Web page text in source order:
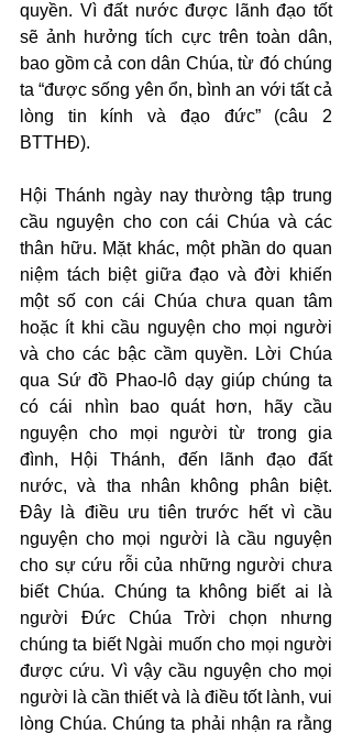
quyền. Vì đất nước được lãnh đạo tốt
sẽ ảnh hưởng tích cực trên toàn dân,
bao gồm cả con dân Chúa, từ đó chúng
ta “được sống yên ổn, bình an với tất cả
lòng tin kính và đạo đức” (câu 2
BTTHĐ).
Hội Thánh ngày nay thường tập trung
cầu nguyện cho con cái Chúa và các
thân hữu. Mặt khác, một phần do quan
niệm tách biệt giữa đạo và đời khiến
một số con cái Chúa chưa quan tâm
hoặc ít khi cầu nguyện cho mọi người
và cho các bậc cầm quyền. Lời Chúa
qua Sứ đồ Phao-lô dạy giúp chúng ta
có cái nhìn bao quát hơn, hãy cầu
nguyện cho mọi người từ trong gia
đình, Hội Thánh, đến lãnh đạo đất
nước, và tha nhân không phân biệt.
Đây là điều ưu tiên trước hết vì cầu
nguyện cho mọi người là cầu nguyện
cho sự cứu rỗi của những người chưa
biết Chúa. Chúng ta không biết ai là
người Đức Chúa Trời chọn nhưng
chúng ta biết Ngài muốn cho mọi người
được cứu. Vì vậy cầu nguyện cho mọi
người là cần thiết và là điều tốt lành, vui
lòng Chúa. Chúng ta phải nhận ra rằng